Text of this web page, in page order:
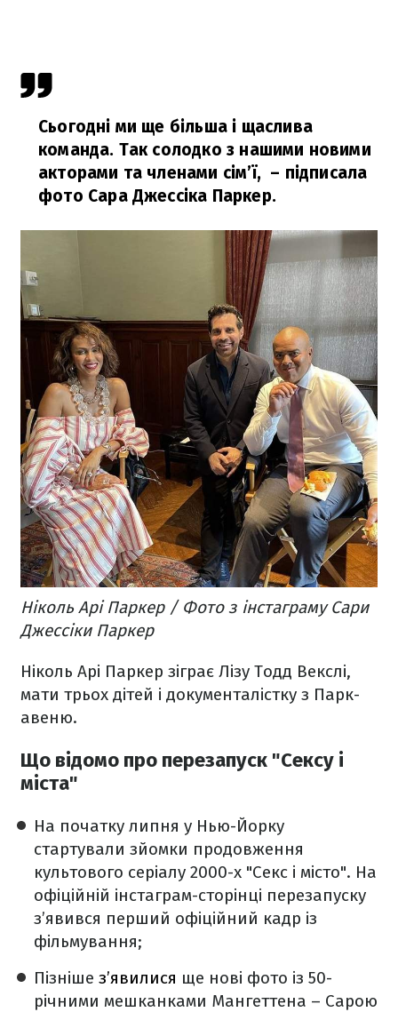
Сьогодні ми ще більша і щаслива
команда. Так солодко з нашими новими
акторами та членами сім’ї, – підписала
фото Сара Джессіка Паркер.
Ніколь Арі Паркер / Фото з інстаграму Сари
Джессіки Паркер
Ніколь Арі Паркер зіграє Лізу Тодд Векслі,
мати трьох дітей і документалістку з Парк-
авеню.
Що відомо про перезапуск "Сексу і
міста"
На початку липня у Нью-Йорку
стартували зйомки продовження
культового серіалу 2000-х "Секс і місто". На
офіційній інстаграм-сторінці перезапуску
з’явився перший офіційний кадр із
фільмування;
Пізніше з’явилися ще нові фото із 50-
річними мешканками Мангеттена – Сарою